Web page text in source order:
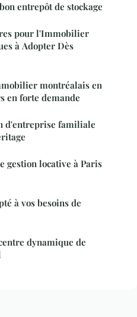
entrepôt de stockage
pour l'Immobilier
à Adopter Dès
montréalais en
en forte demande
d'entreprise familiale
gestion locative à Paris
à vos besoins de
dynamique de